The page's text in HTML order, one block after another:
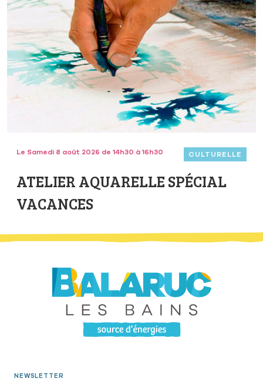
Le Samedi 8 août 2026 de 14h30 à 16h30 CULTURELLE
ATELIER AQUARELLE SPÉCIAL
VACANCES
NEWSLETTER